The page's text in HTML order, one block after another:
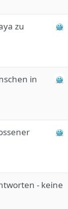
zu
in
- keine